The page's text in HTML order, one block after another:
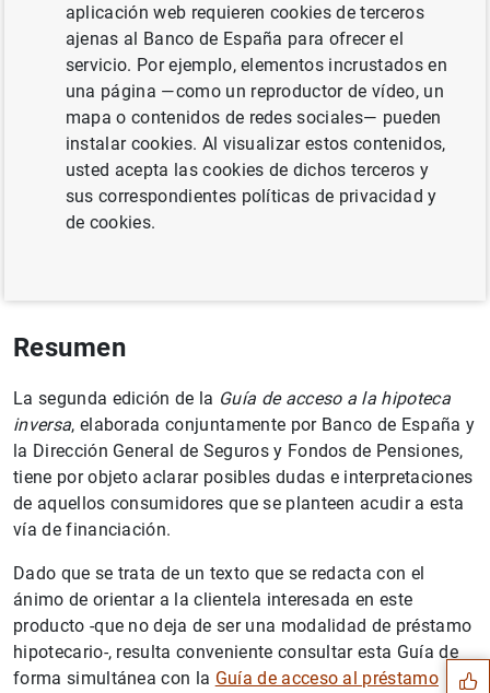
Documento completo
Guía de acceso a la hipoteca inversa (425
KB)
Resumen
La segunda edición de la Guía de acceso a la hipoteca
inversa, elaborada conjuntamente por Banco de España y
la Dirección General de Seguros y Fondos de Pensiones,
tiene por objeto aclarar posibles dudas e interpretaciones
de aquellos consumidores que se planteen acudir a esta
vía de financiación.
Dado que se trata de un texto que se redacta con el
ánimo de orientar a la clientela interesada en este
producto -que no deja de ser una modalidad de préstamo
hipotecario-, resulta conveniente consultar esta Guía de
forma simultánea con la Guía de acceso al préstamo
Sugerencias
aplicación web requieren cookies de terceros
ajenas al Banco de España para ofrecer el
servicio. Por ejemplo, elementos incrustados en
una página —como un reproductor de vídeo, un
mapa o contenidos de redes sociales— pueden
instalar cookies. Al visualizar estos contenidos,
usted acepta las cookies de dichos terceros y
sus correspondientes políticas de privacidad y
de cookies.